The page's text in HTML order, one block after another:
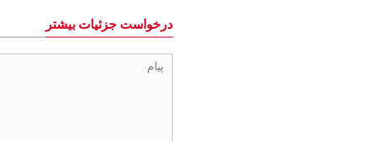
درخواست جزئیات بیشتر